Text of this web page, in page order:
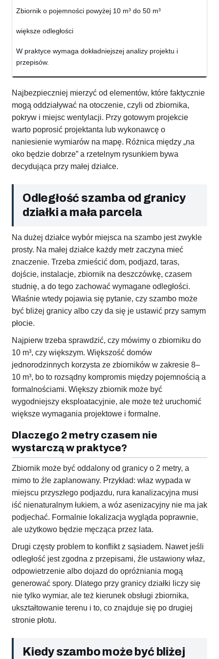
Zbiornik o pojemności powyżej 10 m³ do 50 m³
większe odległości
W praktyce wymaga dokładniejszej analizy projektu i
przepisów.
Najbezpieczniej mierzyć od elementów, które faktycznie
mogą oddziaływać na otoczenie, czyli od zbiornika,
pokryw i miejsc wentylacji. Przy gotowym projekcie
warto poprosić projektanta lub wykonawcę o
naniesienie wymiarów na mapę. Różnica między „na
oko będzie dobrze” a rzetelnym rysunkiem bywa
decydująca przy małej działce.
Odległość szamba od granicy
działki a mała parcela
Na dużej działce wybór miejsca na szambo jest zwykle
prosty. Na małej działce każdy metr zaczyna mieć
znaczenie. Trzeba zmieścić dom, podjazd, taras,
dojście, instalacje, zbiornik na deszczówkę, czasem
studnię, a do tego zachować wymagane odległości.
Właśnie wtedy pojawia się pytanie, czy szambo może
być bliżej granicy albo czy da się je ustawić przy samym
płocie.
Najpierw trzeba sprawdzić, czy mówimy o zbiorniku do
10 m³, czy większym. Większość domów
jednorodzinnych korzysta ze zbiorników w zakresie 8–
10 m³, bo to rozsądny kompromis między pojemnością a
formalnościami. Większy zbiornik może być
wygodniejszy eksploatacyjnie, ale może też uruchomić
większe wymagania projektowe i formalne.
Dlaczego 2 metry czasem nie
wystarczą w praktyce?
Zbiornik może być oddalony od granicy o 2 metry, a
mimo to źle zaplanowany. Przykład: właz wypada w
miejscu przyszłego podjazdu, rura kanalizacyjna musi
iść nienaturalnym łukiem, a wóz asenizacyjny nie ma jak
podjechać. Formalnie lokalizacja wygląda poprawnie,
ale użytkowo będzie męcząca przez lata.
Drugi częsty problem to konflikt z sąsiadem. Nawet jeśli
odległość jest zgodna z przepisami, źle ustawiony właz,
odpowietrzenie albo dojazd do opróżniania mogą
generować spory. Dlatego przy granicy działki liczy się
nie tylko wymiar, ale też kierunek obsługi zbiornika,
ukształtowanie terenu i to, co znajduje się po drugiej
stronie płotu.
Kiedy szambo może być bliżej